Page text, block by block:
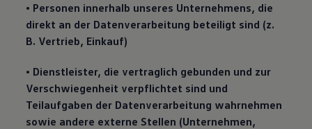
• Personen innerhalb unseres Unternehmens, die
direkt an der Datenverarbeitung beteiligt sind (z.
B. Vertrieb, Einkauf)
• Dienstleister, die vertraglich gebunden und zur
Verschwiegenheit verpflichtet sind und
Teilaufgaben der Datenverarbeitung wahrnehmen
sowie andere externe Stellen (Unternehmen,